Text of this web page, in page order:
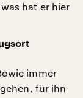
hat er hier
immer
für ihn